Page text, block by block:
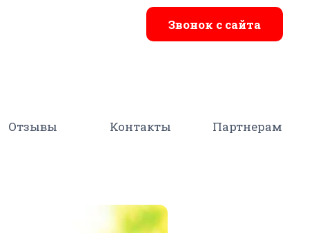
Звонок с сайта
Отзывы Контакты Партнерам